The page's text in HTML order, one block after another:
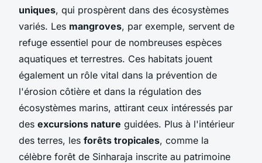
uniques, qui prospèrent dans des écosystèmes
variés. Les mangroves, par exemple, servent de
refuge essentiel pour de nombreuses espèces
aquatiques et terrestres. Ces habitats jouent
également un rôle vital dans la prévention de
l'érosion côtière et dans la régulation des
écosystèmes marins, attirant ceux intéressés par
des excursions nature guidées. Plus à l'intérieur
des terres, les forêts tropicales, comme la
célèbre forêt de Sinharaja inscrite au patrimoine